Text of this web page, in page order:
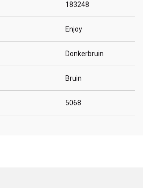
183248
Enjoy
Donkerbruin
Bruin
5068